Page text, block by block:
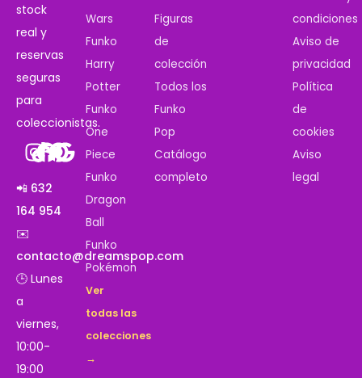
stock
real y
reservas
seguras
para
coleccionistas.
📲 632
164 954
✉️
contacto@dreamspop.com
🕒 Lunes
a
viernes,
10:00-
19:00
Wars
Funko
Harry
Potter
Funko
One
Piece
Funko
Dragon
Ball
Funko
Pokémon
Ver
todas las
colecciones
→
Figuras
de
colección
Todos los
Funko
Pop
Catálogo
completo
condiciones
Aviso de
privacidad
Política
de
cookies
Aviso
legal